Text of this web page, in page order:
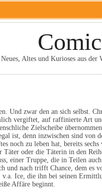
Neues, Altes und Kurioses aus der
Und zwar den an sich selbst.
vergiftet, auf raffinierte Art
Zielscheibe
ist, denn inzwischen sind von
noch zu leben hat, bereits sechs
Täter oder die Täterin in den
einer Truppe, die in Teilen
und nach trifft Chance, dem es
Ice, die ihn bei seinen
Affäre beginnt.